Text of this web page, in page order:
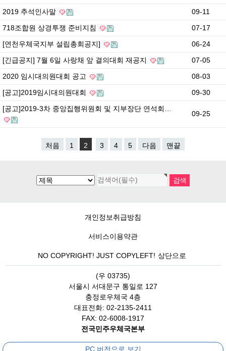
2019 추석인사말
09-11
718조합원 상경투쟁 준비지침
07-17
[연천우체국지부 설립총회공지]
06-24
[긴급공지] 7월 6일 사랑채 앞 결의대회 재공지
07-05
2020 임시대의원대회 공고
08-03
[공고]2019임시대의원대회
09-30
[공고]2019-3차 중앙집행위원회 및 지부장단 연석회…
09-25
처음 1 2 3 4 5 다음 맨끝
개인정보취급방침
서비스이용약관
NO COPYRIGHT! JUST COPYLEFT! 상단으로
(우 03735)
서울시 서대문구 통일로 127
충정로우체국 4층
대표전화: 02-2135-2411
FAX: 02-6008-1917
전국민주우체국본부
PC 버전으로 보기